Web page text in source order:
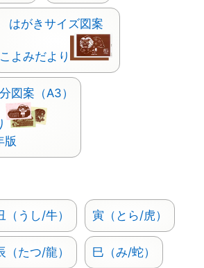
はがきサイズ図案
こよみだより
図案（A3）
版
（うし/牛） 寅（とら/虎）
（たつ/龍） 巳（み/蛇）